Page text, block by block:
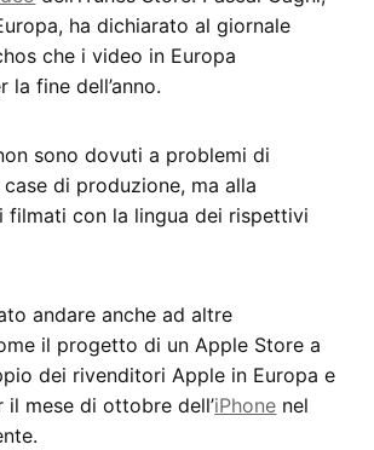
ha dichiarato al giornale
che i video in Europa
la fine dell’anno.
sono dovuti a problemi di
di produzione, ma alla
filmati con la lingua dei rispettivi
andare anche ad altre
il progetto di un Apple Store a
dei rivenditori Apple in Europa e
il mese di ottobre dell’iPhone nel